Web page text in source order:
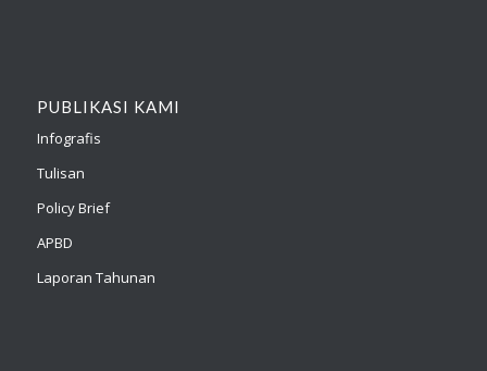
PUBLIKASI KAMI
Infografis
Tulisan
Policy Brief
APBD
Laporan Tahunan